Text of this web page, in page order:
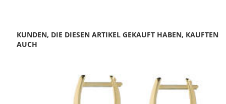
KUNDEN, DIE DIESEN ARTIKEL GEKAUFT HABEN, KAUFTEN
AUCH